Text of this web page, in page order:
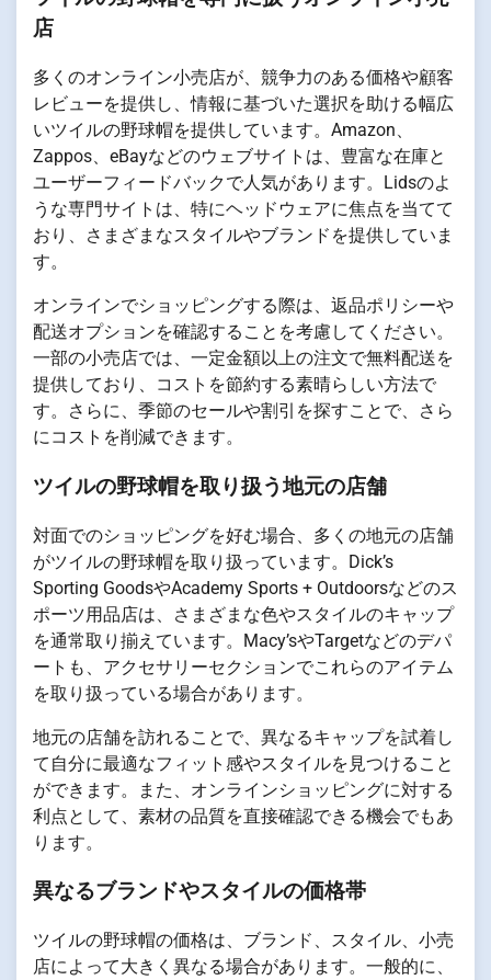
店
多くのオンライン小売店が、競争力のある価格や顧客
レビューを提供し、情報に基づいた選択を助ける幅広
いツイルの野球帽を提供しています。Amazon、
Zappos、eBayなどのウェブサイトは、豊富な在庫と
ユーザーフィードバックで人気があります。Lidsのよ
うな専門サイトは、特にヘッドウェアに焦点を当てて
おり、さまざまなスタイルやブランドを提供していま
す。
オンラインでショッピングする際は、返品ポリシーや
配送オプションを確認することを考慮してください。
一部の小売店では、一定金額以上の注文で無料配送を
提供しており、コストを節約する素晴らしい方法で
す。さらに、季節のセールや割引を探すことで、さら
にコストを削減できます。
ツイルの野球帽を取り扱う地元の店舗
対面でのショッピングを好む場合、多くの地元の店舗
がツイルの野球帽を取り扱っています。Dick’s
Sporting GoodsやAcademy Sports + Outdoorsなどのス
ポーツ用品店は、さまざまな色やスタイルのキャップ
を通常取り揃えています。Macy’sやTargetなどのデパ
ートも、アクセサリーセクションでこれらのアイテム
を取り扱っている場合があります。
地元の店舗を訪れることで、異なるキャップを試着し
て自分に最適なフィット感やスタイルを見つけること
ができます。また、オンラインショッピングに対する
利点として、素材の品質を直接確認できる機会でもあ
ります。
異なるブランドやスタイルの価格帯
ツイルの野球帽の価格は、ブランド、スタイル、小売
店によって大きく異なる場合があります。一般的に、